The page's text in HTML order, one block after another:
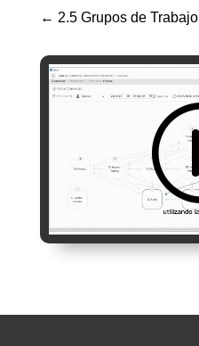
← 2.5 Grupos de Trabajo